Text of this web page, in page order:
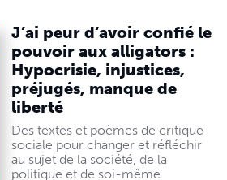
J’ai peur d‘avoir confié le
pouvoir aux alligators :
Hypocrisie, injustices,
préjugés, manque de
liberté
Des textes et poèmes de critique
sociale pour changer et réfléchir
au sujet de la société, de la
politique et de soi-même